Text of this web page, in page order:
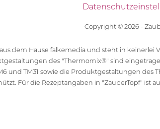
Copyright © 2026 -
dem Hause falkemedia und steht in
des "Thermomix®" sind
und TM31 sowie die Produktgestaltungen
Für die Rezeptangaben in "ZauberTopf" ist